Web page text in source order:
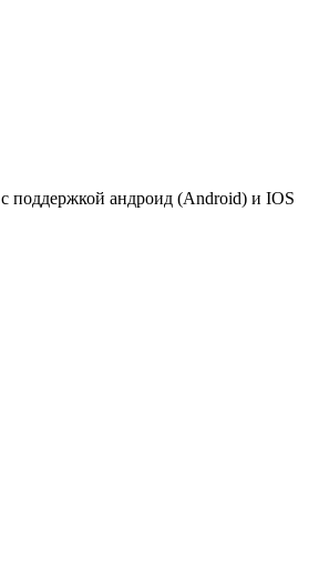
с поддержкой андроид (Android) и IOS